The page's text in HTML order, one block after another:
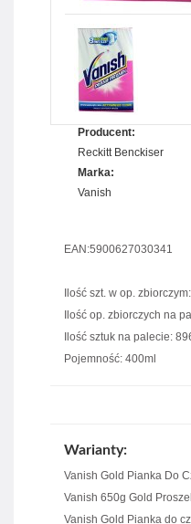
Producent:
Reckitt Benckiser
Marka:
Vanish
EAN:5900627030341
Ilość szt. w op.
Ilość op. zbiorczych na
Ilość sztuk na palecie:
Pojemność: 400ml
Warianty:
Vanish Gold Pianka Do
Vanish 650g Gold
Vanish Gold Pianka do